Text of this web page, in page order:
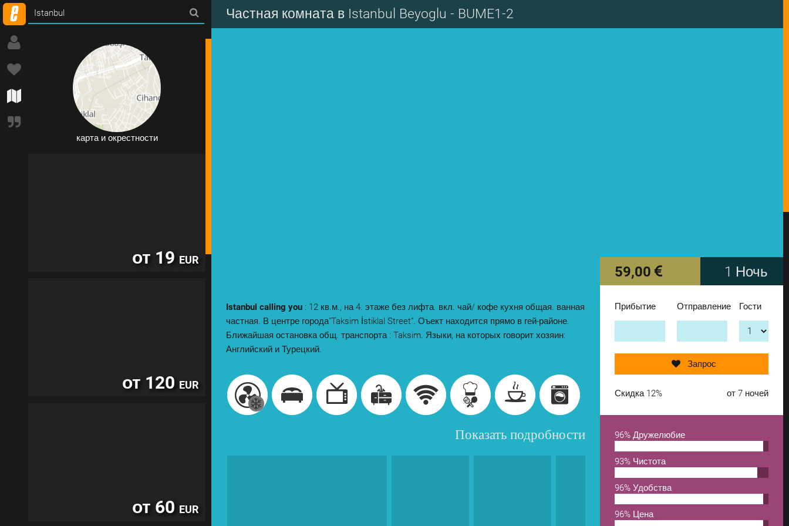
Частная комната в Istanbul Beyoglu - BUME1-2
Istanbul calling you : 12 кв.м., на 4. этаже без лифта. вкл. чай/ кофе кухня общая. ванная
частная. В центре города"Taksim İstiklal Street". Оъект находится прямо в гей-районе.
Ближайшая остановка общ. транспорта : Taksim. Языки, на которых говорит хозяин:
Английский и Турецкий.
Показать подробности
59,00 1 Ночь
Прибытие Отправление Гости
Запрос
Скидка 12% от 7 ночей
96% Дружелюбие
93% Чистота
96% Удобства
96% Цена
11 объект/а/ов в Istanbul
карта и окрестности
от 19 EUR
от 120 EUR
от 60 EUR